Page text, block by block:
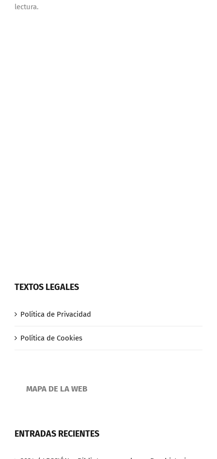
lectura.
TEXTOS LEGALES
Política de Privacidad
Política de Cookies
MAPA DE LA WEB
ENTRADAS RECIENTES